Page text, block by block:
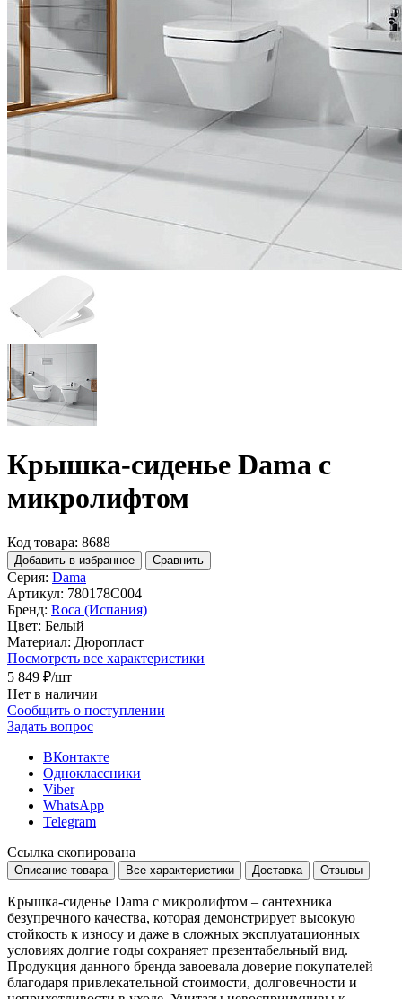
Крышка-сиденье Dama с
микролифтом
Код товара: 8688
Добавить в избранное Сравнить
Серия: Dama
Артикул: 780178C004
Бренд: Roca (Испания)
Цвет: Белый
Материал: Дюропласт
Посмотреть все характеристики
5 849 ₽/шт
Нет в наличии
Сообщить о поступлении
Задать вопрос
ВКонтакте
Одноклассники
Viber
WhatsApp
Telegram
Ссылка скопирована
Описание товара Все характеристики Доставка Отзывы
Крышка-сиденье Dama с микролифтом – сантехника
безупречного качества, которая демонстрирует высокую
стойкость к износу и даже в сложных эксплуатационных
условиях долгие годы сохраняет презентабельный вид.
Продукция данного бренда завоевала доверие покупателей
благодаря привлекательной стоимости, долговечности и